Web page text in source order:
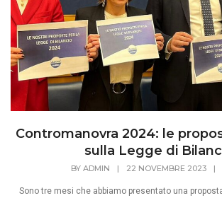
Contromanovra 2024: le
sulla Legge di
BY ADMIN | 22 NOVEMBRE 2023 |
Sono tre mesi che abbiamo presentato una